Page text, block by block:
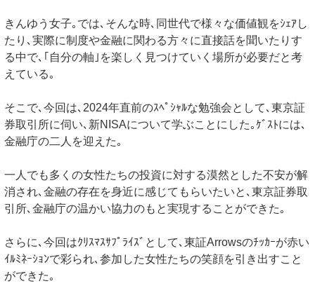
きんゆう女子｡では､そんな時､同世代で様々な価値観をｼｪｱし
たり､実際に制度や金融に関わる方々に直接話を聞いたりす
る中で､｢自分の軸｣を楽しく見つけていく場所が必要だと考
えている｡
そこで､今回は､2024年直前のｽﾍﾟｼｬﾙな勉強会として､東京証
券取引所に伺い､新NISAについて学ぶことにした｡ｹﾞｽﾄには､
金融庁の二人を迎えた｡
一人でも多くの女性たちの投資に対する漠然とした不安が解
消され､金融の存在を身近に感じてもらいたいと､東京証券取
引所､金融庁の温かい協力のもと実現することができた｡
さらに､今回はｸﾘｽﾏｽｻﾌﾟﾗｲｽﾞとして､東証Arrowsのﾁｯｶｰが⾚い
ｲﾙﾐﾈｰｼｮﾝで彩られ､参加した⼥性たちの笑顔を引き出すこと
ができた｡